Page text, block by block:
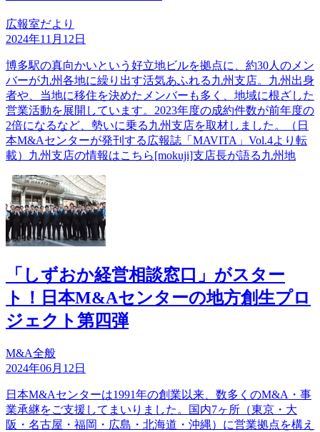
広報室だより
2024年11月12日
博多駅の真向かいという好立地ビルを拠点に、約30人のメン
バーが九州各地に繰り出す活気あふれる九州支店。九州出身
者や、当地に移住を決めたメンバーも多く、地域に根ざした
営業活動を展開しています。2023年度の成約件数が前年度の
2倍になるなど、勢いに乗る九州支店を取材しました。（日
本M&Aセンターが発刊する広報誌「MAVITA」Vol.4より転
載）九州支店の情報はこちら[mokuji]支店長が語る九州地
「しずおか経営相談窓口」がスター
ト！日本M&Aセンターの地方創生プロ
ジェクト第四弾
M&A全般
2024年06月12日
日本M&Aセンターは1991年の創業以来、数多くのM&A・事
業承継をご支援してまいりました。国内7ヶ所（東京・大
阪・名古屋・福岡・広島・北海道・沖縄）に営業拠点を構え